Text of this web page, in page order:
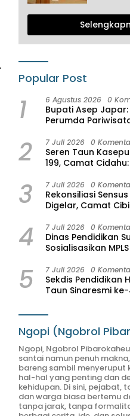
2 DPRD
Popular Post
1 6 Agustus 2026 0
Bupati Asep
Perumda
2 7 Juli 2026 0
Seren Taun
199, Camat
3 7 Juli 2026 0
Rekonsiliasi
Digelar, Camat
4 7 Juli 2026 0
Dinas Pendidikan
Sosialisasikan
dan
5 7 Juli 2026 0
Sekdis Pendidikan
Taun Sinaresmi
Karakter
Ngopi (Ngobrol
Ngopi, Ngobrol
santai namun penuh
bareng sambil menyeruput
hal-hal yang penting dan
kehidupan. Di sini, pejabat,
dan warga biasa bertemu
tanpa jarak, tanpa